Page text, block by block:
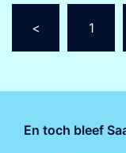
paginering
< 1
En toch bleef